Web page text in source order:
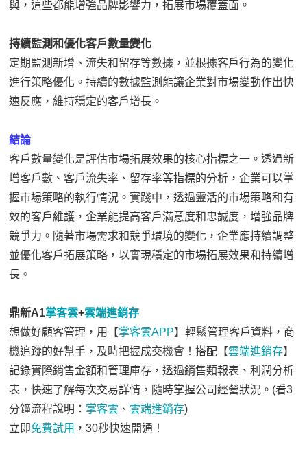
與，這些都能增強品牌影響力，拓展市場覆蓋面。
持續監測和優化客戶數量變化
定期監測新增、流失和留存等數據，並根據客戶行為的變化
進行策略優化。持續的數據監測能讓企業對市場變動作出快
速反應，維持穩定的客戶增長。
結論
客戶數量變化是評估市場拓展效果的核心指標之一。透過新
增客戶數、客戶流失率、留存率等指標的分析，企業可以掌
握市場策略的執行情況。實踐中，透過靈活的市場策略和有
效的客戶維護，企業能提高客戶滿意度和忠誠度，增強品牌
競爭力。隨著市場需求和競爭環境的變化，企業應持續調整
並優化客戶拓展策略，以實現穩定的市場拓展效果和持續增
長。
鼎新A1掌客雲+雲端進銷存
想做好顧客管理，用【掌客雲APP】輕鬆管理客戶資料，商
機追蹤的好幫手，及時把握成交機會！搭配【雲端進銷存】
記錄實際銷售金額和管理庫存，透過銷售類報表、利潤分析
表，快速了解每次交易詳情，隨時掌握公司經營狀況。(看3
分鐘流程說明： 掌客雲 、雲端進銷存)
立即免費試用 ，30秒快速開通！